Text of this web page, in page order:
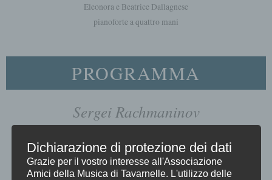
Eleonora e Beatrice Dallagnese
pianoforte a quattro mani
PROGRAMMA
Sergei Rachmaninov
SIX MORCEAUX OP. 11
per pianoforte a quattro mani
Dichiarazione di protezione dei dati
Grazie per il vostro interesse all'Associazione
Amici della Musica di Tavarnelle. L'utilizzo delle